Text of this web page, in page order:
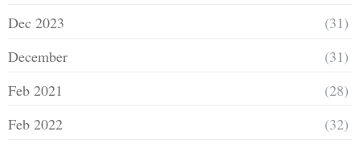
Dec 2023
(31)
December
(31)
Feb 2021
(28)
Feb 2022
(32)